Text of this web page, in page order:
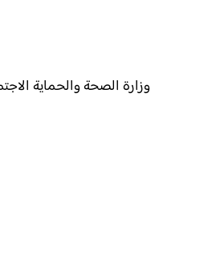
وزارة الصحة والحماية الاجتماعية لائحة